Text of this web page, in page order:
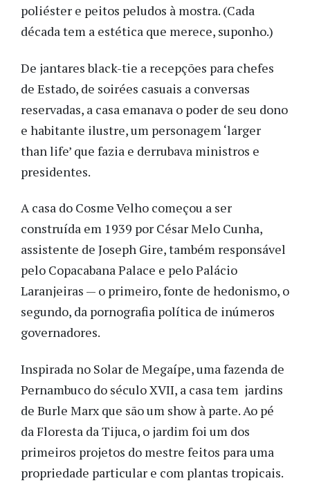
poliéster e peitos peludos à mostra. (Cada
década tem a estética que merece, suponho.)
De jantares black-tie a recepções para chefes
de Estado, de soirées casuais a conversas
reservadas, a casa emanava o poder de seu dono
e habitante ilustre, um personagem ‘larger
than life’ que fazia e derrubava ministros e
presidentes.
A casa do Cosme Velho começou a ser
construída em 1939 por César Melo Cunha,
assistente de Joseph Gire, também responsável
pelo Copacabana Palace e pelo Palácio
Laranjeiras — o primeiro, fonte de hedonismo, o
segundo, da pornografia política de inúmeros
governadores.
Inspirada no Solar de Megaípe, uma fazenda de
Pernambuco do século XVII, a casa tem jardins
de Burle Marx que são um show à parte. Ao pé
da Floresta da Tijuca, o jardim foi um dos
primeiros projetos do mestre feitos para uma
propriedade particular e com plantas tropicais.